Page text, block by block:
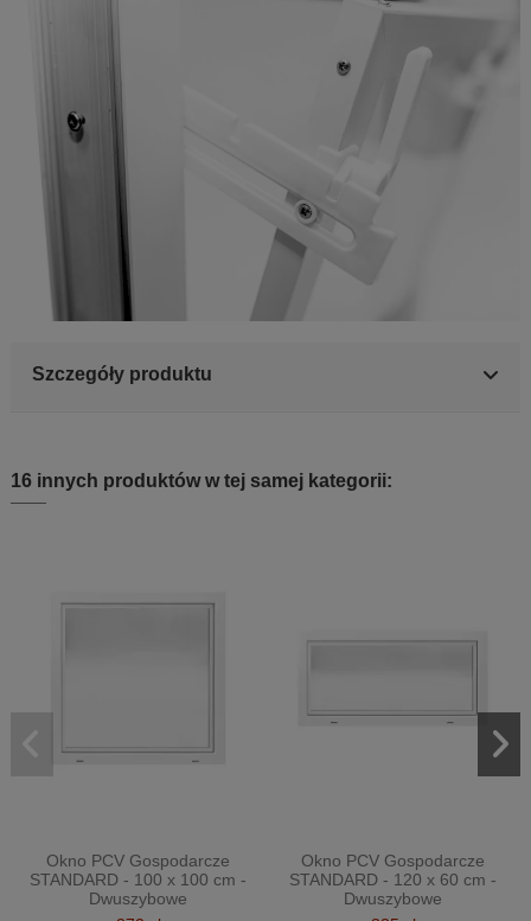
Szczegóły produktu
16 innych produktów w tej samej kategorii:
Okno PCV Gospodarcze
STANDARD - 100 x 100 cm -
Dwuszybowe
Okno PCV Gospodarcze
STANDARD - 120 x 60 cm -
Dwuszybowe